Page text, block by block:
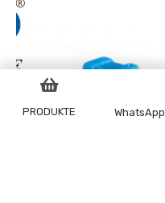
PRODUKTE WhatsApp